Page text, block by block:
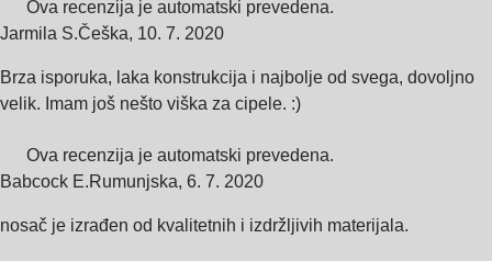
Ova recenzija je automatski prevedena.
Jarmila S.Češka, 10. 7. 2020
Brza isporuka, laka konstrukcija i najbolje od svega, dovoljno
velik. Imam još nešto viška za cipele. :)
Ova recenzija je automatski prevedena.
Babcock E.Rumunjska, 6. 7. 2020
nosač je izrađen od kvalitetnih i izdržljivih materijala.